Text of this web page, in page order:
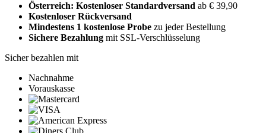
Österreich: Kostenloser Standardversand ab € 39,90
Kostenloser Rückversand
Mindestens 1 kostenlose Probe zu jeder Bestellung
Sichere Bezahlung mit SSL-Verschlüsselung
Sicher bezahlen mit
Nachnahme
Vorauskasse